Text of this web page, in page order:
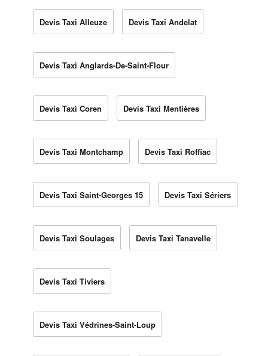
Devis Taxi Alleuze Devis Taxi Andelat
Devis Taxi Anglards-De-Saint-Flour
Devis Taxi Coren Devis Taxi Mentières
Devis Taxi Montchamp Devis Taxi Roffiac
Devis Taxi Saint-Georges 15 Devis Taxi Sériers
Devis Taxi Soulages Devis Taxi Tanavelle
Devis Taxi Tiviers
Devis Taxi Védrines-Saint-Loup